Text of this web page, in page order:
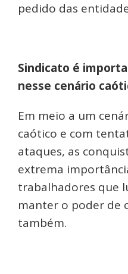
pedido das
Sindicato é
nesse cenário
Em meio a um
caótico e com
ataques, as
extrema
trabalhadores que
manter o poder de
também.